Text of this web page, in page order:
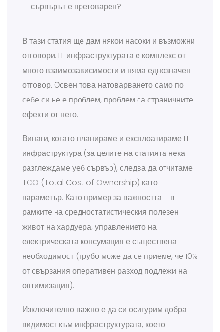
сървърът е претоварен?
В тази статия ще дам някои насоки и възможни
отговори. IT инфраструктурата е комплекс от
много взаимозависимости и няма еднозначен
отговор. Освен това натоварването само по
себе си не е проблем, проблем са страничните
ефекти от него.
Винаги, когато планираме и експлоатираме IT
инфраструктура (за целите на статията нека
разглеждаме уеб сървър), следва да отчитаме
TCO (Total Cost of Ownership) като
параметър. Като пример за важността – в
рамките на средностатистическия полезен
живот на хардуера, управлението на
електрическата консумация е съществена
необходимост (грубо може да се приеме, че 10%
от свързания оперативен разход подлежи на
оптимизация).
Изключително важно е да си осигурим добра
видимост към инфраструктурата, което